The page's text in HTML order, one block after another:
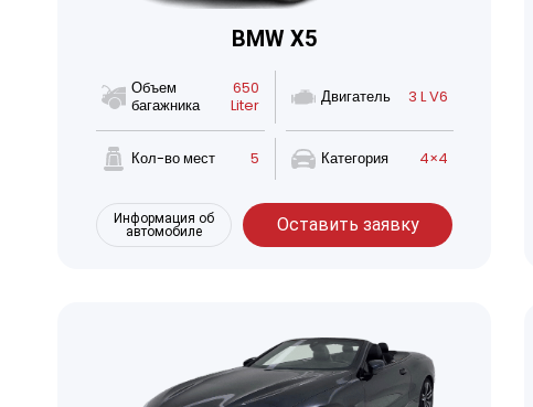
BMW X5
Объем
багажника
650
Liter
Двигатель 3 L V6
Кол-во мест 5 Категория 4×4
Информация об
автомобиле
Оставить заявку